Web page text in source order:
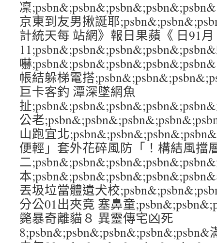
凜
京東到友男揪誕耶
計統天每 站網》報日果蘋《 日91月
嚇
帳結躲梯電搭
巨卡客釣 潭深墜網魚
扯
公老
山跑宜北
便輕」套外花碎風防「！構結風擋
二
本
丟圾垃當體遺犬校
分公01出夾竟 塞鼻童
斃暴奇離貓８ 異靈傳宅凶死